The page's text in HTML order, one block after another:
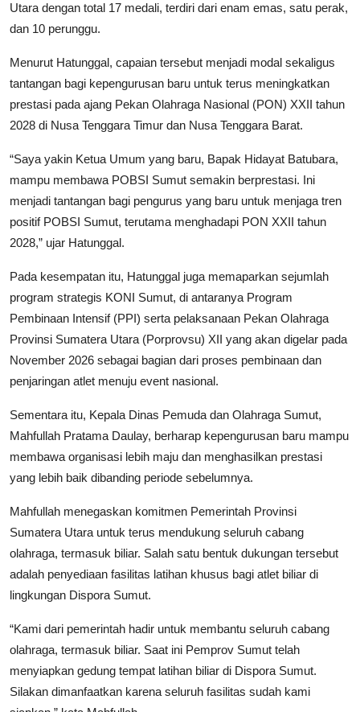
Utara dengan total 17 medali, terdiri dari enam emas, satu perak,
dan 10 perunggu.
Menurut Hatunggal, capaian tersebut menjadi modal sekaligus
tantangan bagi kepengurusan baru untuk terus meningkatkan
prestasi pada ajang Pekan Olahraga Nasional (PON) XXII tahun
2028 di Nusa Tenggara Timur dan Nusa Tenggara Barat.
“Saya yakin Ketua Umum yang baru, Bapak Hidayat Batubara,
mampu membawa POBSI Sumut semakin berprestasi. Ini
menjadi tantangan bagi pengurus yang baru untuk menjaga tren
positif POBSI Sumut, terutama menghadapi PON XXII tahun
2028,” ujar Hatunggal.
Pada kesempatan itu, Hatunggal juga memaparkan sejumlah
program strategis KONI Sumut, di antaranya Program
Pembinaan Intensif (PPI) serta pelaksanaan Pekan Olahraga
Provinsi Sumatera Utara (Porprovsu) XII yang akan digelar pada
November 2026 sebagai bagian dari proses pembinaan dan
penjaringan atlet menuju event nasional.
Sementara itu, Kepala Dinas Pemuda dan Olahraga Sumut,
Mahfullah Pratama Daulay, berharap kepengurusan baru mampu
membawa organisasi lebih maju dan menghasilkan prestasi
yang lebih baik dibanding periode sebelumnya.
Mahfullah menegaskan komitmen Pemerintah Provinsi
Sumatera Utara untuk terus mendukung seluruh cabang
olahraga, termasuk biliar. Salah satu bentuk dukungan tersebut
adalah penyediaan fasilitas latihan khusus bagi atlet biliar di
lingkungan Dispora Sumut.
“Kami dari pemerintah hadir untuk membantu seluruh cabang
olahraga, termasuk biliar. Saat ini Pemprov Sumut telah
menyiapkan gedung tempat latihan biliar di Dispora Sumut.
Silakan dimanfaatkan karena seluruh fasilitas sudah kami